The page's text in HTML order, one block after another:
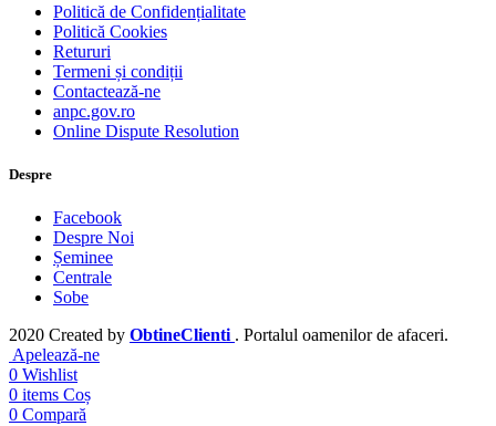
Politică de Confidențialitate
Politică Cookies
Retururi
Termeni și condiții
Contactează-ne
anpc.gov.ro
Online Dispute Resolution
Despre
Facebook
Despre Noi
Șeminee
Centrale
Sobe
2020 Created by ObtineClienti . Portalul oamenilor de afaceri.
Apelează-ne
0 Wishlist
0 items Coș
0 Compară